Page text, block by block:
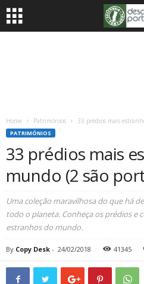
Home Patrimónios 33 prédios mais
PATRIMÓNIOS
33 prédios mais
mundo (2 são
Uma coleção maravilhosa do que há
todo o planeta. Conheça os prédios e
estranhos do mundo.
By Copy Desk - 24/02/2018 41345